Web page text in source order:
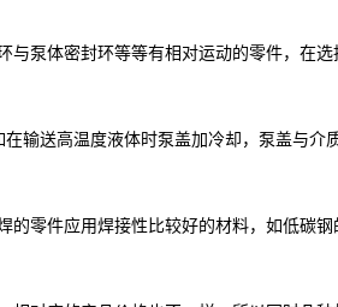
体密封环等等有相对运动的零件，在选
送高温度液体时泵盖加冷却，泵盖与介
零件应用焊接性比较好的材料，如低碳钢